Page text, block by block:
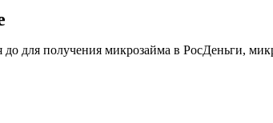
до для получения микрозайма в РосДеньги,